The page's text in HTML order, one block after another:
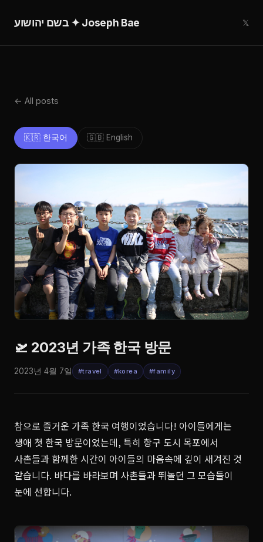
בשם יהושוע ✦ Joseph Bae 𝕏
← All posts
🇰🇷 한국어 🇬🇧 English
🛫 2023년 가족 한국 방문
2023년 4월 7일 #travel #korea #family
참으로 즐거운 가족 한국 여행이었습니다! 아이들에게는
생애 첫 한국 방문이었는데, 특히 항구 도시 목포에서
사촌들과 함께한 시간이 아이들의 마음속에 깊이 새겨진 것
같습니다. 바다를 바라보며 사촌들과 뛰놀던 그 모습들이
눈에 선합니다.